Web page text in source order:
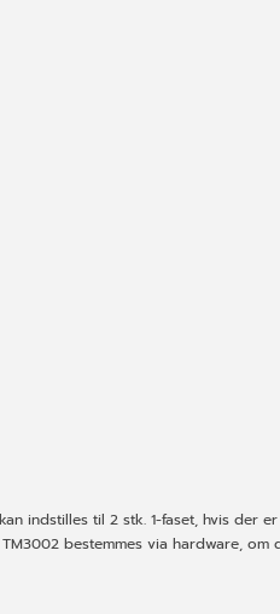
indstilles til 2 stk. 1-faset, hvis der
bestemmes via hardware,